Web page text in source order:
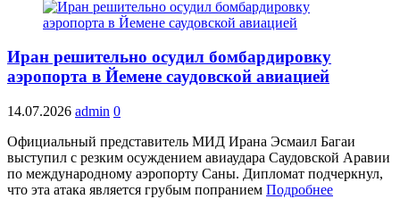
Иран решительно осудил бомбардировку
аэропорта в Йемене саудовской авиацией
14.07.2026 admin 0
Официальный представитель МИД Ирана Эсмаил Багаи
выступил с резким осуждением авиаудара Саудовской Аравии
по международному аэропорту Саны. Дипломат подчеркнул,
что эта атака является грубым попранием Подробнее